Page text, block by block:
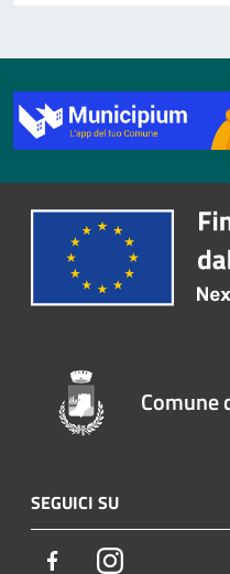
Comune
SEGUICI SU
FacebookInstagram